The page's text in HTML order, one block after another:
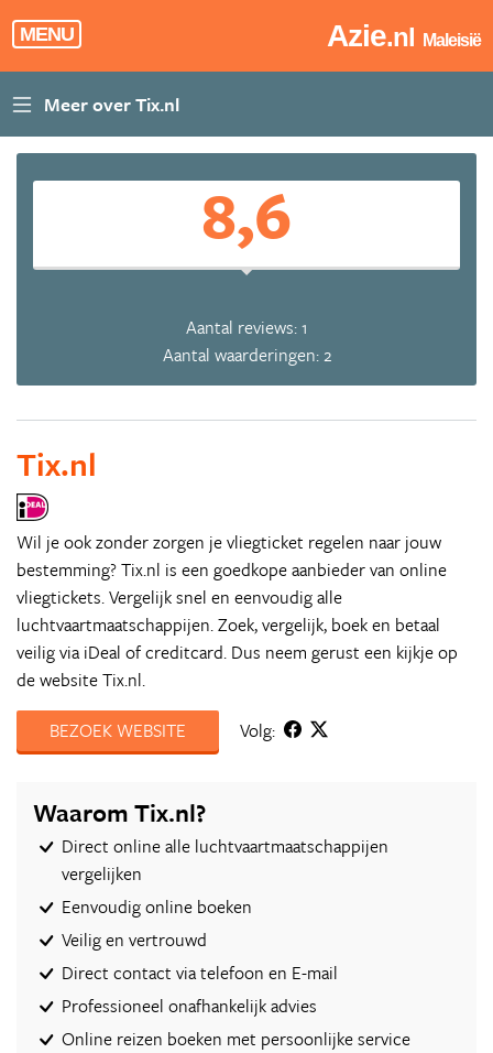
MENU Azie.nl Maleisië
8,6
Aantal reviews: 1
Aantal waarderingen: 2
Tix.nl
Wil je ook zonder zorgen je vliegticket regelen naar jouw
bestemming? Tix.nl is een goedkope aanbieder van online
vliegtickets. Vergelijk snel en eenvoudig alle
luchtvaartmaatschappijen. Zoek, vergelijk, boek en betaal
veilig via iDeal of creditcard. Dus neem gerust een kijkje op
de website Tix.nl.
BEZOEK WEBSITE
Volg:
Waarom Tix.nl?
Direct online alle luchtvaartmaatschappijen
vergelijken
Eenvoudig online boeken
Veilig en vertrouwd
Direct contact via telefoon en E-mail
Professioneel onafhankelijk advies
Online reizen boeken met persoonlijke service